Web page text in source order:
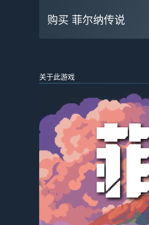
购买 菲尔纳传说
关于此游戏